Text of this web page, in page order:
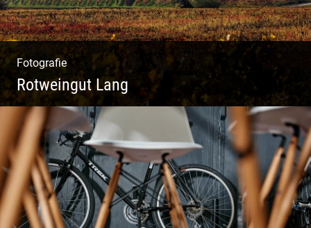
Fotografie
Rotweingut Lang
Rotweine aus Österreich | Genussvolle
Weinprobe | Herbstliche Weinberge | Uriger
Weinkeller